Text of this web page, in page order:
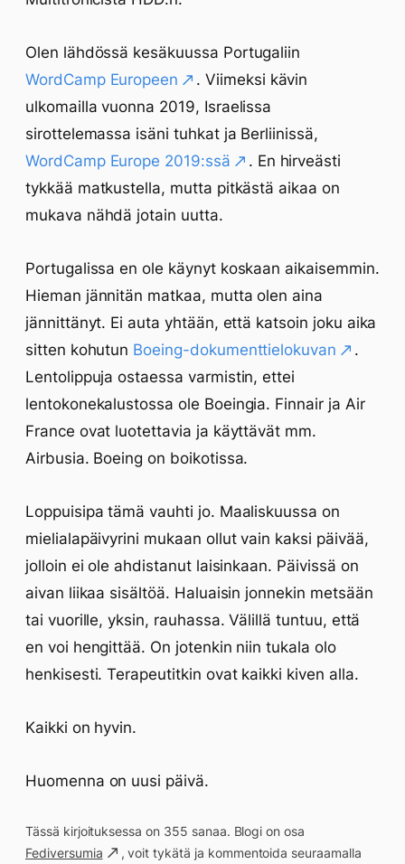
Olen lähdössä kesäkuussa Portugaliin
WordCamp Europeen
. Viimeksi kävin
ulkomailla vuonna 2019, Israelissa
sirottelemassa isäni tuhkat ja Berliinissä,
WordCamp Europe 2019:ssä
. En hirveästi
tykkää matkustella, mutta pitkästä aikaa on
mukava nähdä jotain uutta.
Portugalissa en ole käynyt koskaan aikaisemmin.
Hieman jännitän matkaa, mutta olen aina
jännittänyt. Ei auta yhtään, että katsoin joku aika
sitten kohutun Boeing-dokumenttielokuvan
.
Lentolippuja ostaessa varmistin, ettei
lentokonekalustossa ole Boeingia. Finnair ja Air
France ovat luotettavia ja käyttävät mm.
Airbusia. Boeing on boikotissa.
Loppuisipa tämä vauhti jo. Maaliskuussa on
mielialapäivyrini mukaan ollut vain kaksi päivää,
jolloin ei ole ahdistanut laisinkaan. Päivissä on
aivan liikaa sisältöä. Haluaisin jonnekin metsään
tai vuorille, yksin, rauhassa. Välillä tuntuu, että
en voi hengittää. On jotenkin niin tukala olo
henkisesti. Terapeutitkin ovat kaikki kiven alla.
Kaikki on hyvin.
Huomenna on uusi päivä.
Tässä kirjoituksessa on 355 sanaa. Blogi on osa
Fediversumia
, voit tykätä ja kommentoida seuraamalla